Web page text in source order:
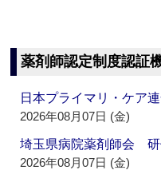
薬剤師認定制度認証
日本プライマリ・ケ
2026年08月07日 (金)
埼玉県病院薬剤師会
2026年08月07日 (金)